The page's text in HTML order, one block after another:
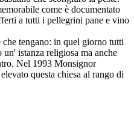
come è documentato
a tutti i pellegrini pane e vino
tengano: in quel giorno tutti
istanza religiosa ma anche
Nel 1993 Monsignor
questa chiesa al rango di